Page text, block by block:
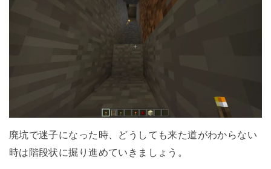
廃坑で迷子になった時、どうしても来た道がわからない
時は階段状に掘り進めていきましょう。